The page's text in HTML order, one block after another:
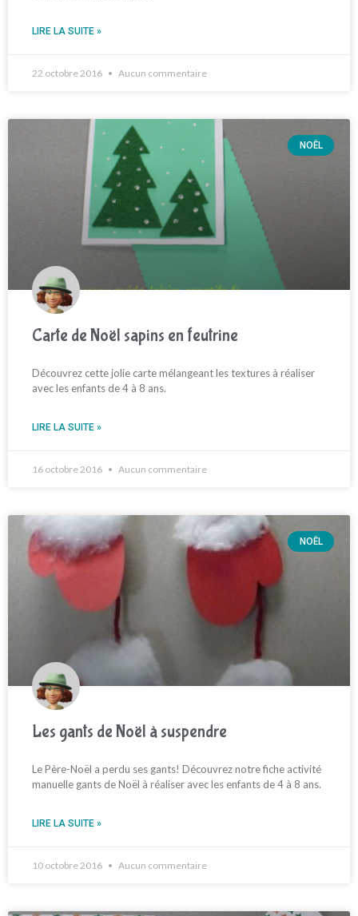
LIRE LA SUITE »
22 octobre 2016 Aucun commentaire
NOËL
Carte de Noël sapins en feutrine
Découvrez cette jolie carte mélangeant les textures à réaliser
avec les enfants de 4 à 8 ans.
LIRE LA SUITE »
16 octobre 2016 Aucun commentaire
NOËL
Les gants de Noël à suspendre
Le Père-Noël a perdu ses gants! Découvrez notre fiche activité
manuelle gants de Noël à réaliser avec les enfants de 4 à 8 ans.
LIRE LA SUITE »
10 octobre 2016 Aucun commentaire